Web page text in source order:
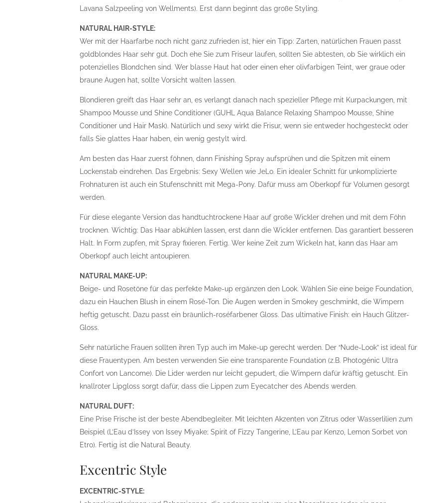
Lavana Salzpeeling von Wellments). Erst dann beginnt das große Styling.
NATURAL HAIR-STYLE:
Wer mit der Haarfarbe noch nicht ganz zufrieden ist, hier ein Tipp: Zarten, natürlichen Frauen passt
goldblondes Haar sehr gut. Doch ehe Sie zum Friseur laufen, sollten Sie abtesten, ob Sie wirklich ein
potenzielles Blondchen sind. Wer blasse Haut hat oder einen eher olivfarbigen Teint, wer graue oder
braune Augen hat, sollte Vorsicht walten lassen.
Blondieren greift das Haar sehr an, es verlangt danach nach spezieller Pflege mit Kurpackungen, mit
Shampoo Mousse und Shine Conditioner (GUHL Aqua Balance Relaxing Shampoo Mousse, Shine
Conditioner und Hair Mask). Natürlich und sexy wirkt die Frisur, wenn sie entweder hochgesteckt oder
falls Sie glattes Haar haben, ein wenig gestylt wird.
Am besten das Haar zuerst föhnen, dann Finishing Spray aufsprühen und die Spitzen mit einem
Lockenstab eindrehen. Das Ergebnis: Sexy Wellen wie JeLo. Ein idealer Schnitt für unkomplizierte
Frohnaturen ist auch ein Stufenschnitt mit Mega-Pony. Dafür muss am Oberkopf für Volumen gesorgt
werden.
Für diese elegante Version das handtuchtrockene Haar auf große Wickler drehen und mit dem Föhn
trocknen. Wichtig: Das Haar abkühlen lassen, erst dann die Wickler entfernen. Das garantiert besseren
Halt. In Form zupfen, mit Spray fixieren. Fertig. Wer keine Zeit zum Wickeln hat, kann das Haar am
Oberkopf auch leicht antoupieren.
NATURAL MAKE-UP:
Beige- und Rosetöne für das perfekte Make-up ergänzen den Look. Wählen Sie eine beige Foundation,
dazu ein Hauchen Blush in einem Rosé-Ton. Die Augen werden in Smokey geschminkt, die Wimpern
heftig getuscht. Dazu passt ein bräunlich-roséfarbener Gloss. Das ultimative Finish: ein Hauch Glitzer-
Gloss.
Sehr natürliche Frauen sollten ihren Typ auch im Make-up gerecht werden. Der “Nude-Look” ist ideal für
diese Frauentypen. Am besten verwenden Sie eine transparente Foundation (z.B. Photogénic Ultra
Confort von Lancome). Die Lider werden nur leicht gepudert, die Wimpern dafür kräftig getuscht. Ein
knallroter Lipgloss sorgt dafür, dass die Lippen zum Eyecatcher des Abends werden.
NATURAL DUFT:
Eine Prise Frische ist der beste Abendbegleiter. Mit leichten Akzenten von Zitrus oder Wasserlilien zum
Beispiel (L’Eau d’Issey von Issey Miyake; Spirit of Fizzy Tangerine, L’Eau par Kenzo, Lemon Sorbet von
Etro). Fertig ist die Natural Beauty.
Excentric Style
EXCENTRIC-STYLE: